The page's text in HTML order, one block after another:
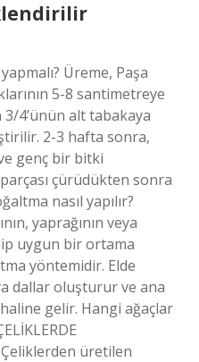
Üreme, Paşa
5-8 santimetreye
4’ünün alt tabakaya
2-3 hafta sonra,
genç bir bitki
çürüdükten sonra
nasıl yapılır?
yaprağının veya
uygun bir ortama
yöntemidir. Elde
dallar oluşturur ve ana
gelir. Hangi ağaçlar
Çeliklerden üretilen